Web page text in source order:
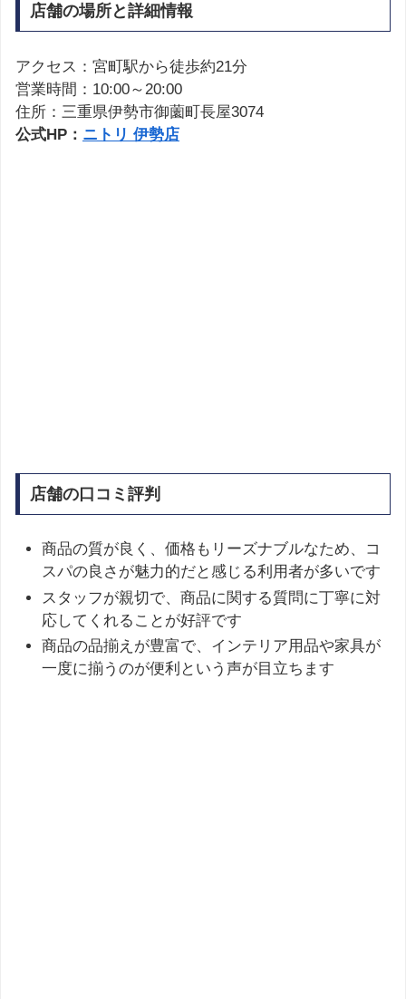
店舗の場所と詳細情報
アクセス：宮町駅から徒歩約21分
営業時間：10:00～20:00
住所：三重県伊勢市御薗町長屋3074
公式HP： ニトリ 伊勢店
店舗の口コミ評判
商品の質が良く、価格もリーズナブルなため、コ
スパの良さが魅力的だと感じる利用者が多いです
スタッフが親切で、商品に関する質問に丁寧に対
応してくれることが好評です
商品の品揃えが豊富で、インテリア用品や家具が
一度に揃うのが便利という声が目立ちます